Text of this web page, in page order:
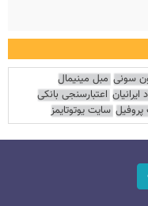
سونی مبل مینیمال
اعتبارسنجی بانکی
سایت یوتوتایمز